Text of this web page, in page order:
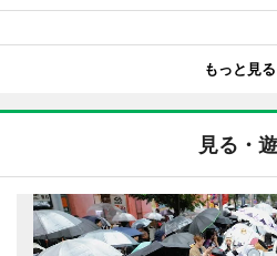
もっと見る
見る・